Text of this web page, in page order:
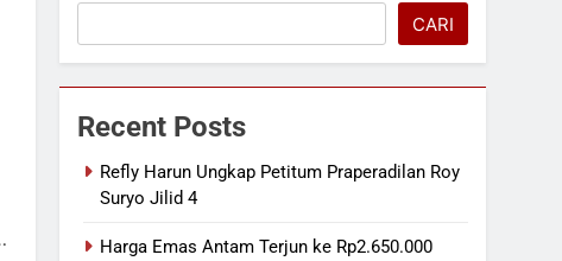
CARI
Recent Posts
Refly Harun Ungkap Petitum Praperadilan Roy
Suryo Jilid 4
Harga Emas Antam Terjun ke Rp2.650.000